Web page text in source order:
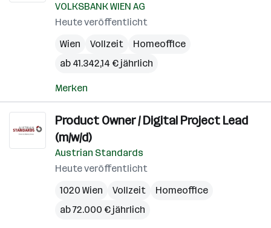
VOLKSBANK WIEN AG
Heute veröffentlicht
Wien
Vollzeit
Homeoffice
ab 41.342,14 € jährlich
Merken
Product Owner / Digital Project Lead
(m/w/d)
Austrian Standards
Heute veröffentlicht
1020 Wien
Vollzeit
Homeoffice
ab 72.000 € jährlich